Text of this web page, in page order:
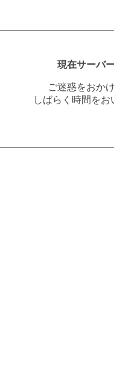
現在サーバ
ご迷惑をおか
しばらく時間を